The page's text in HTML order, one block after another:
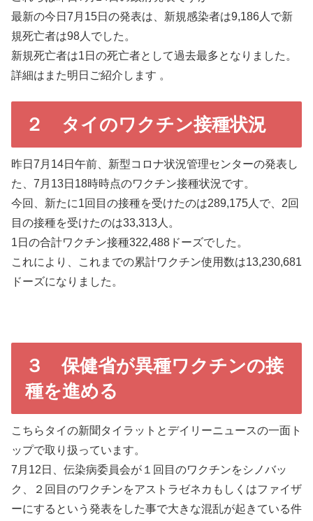
最新の今日7月15日の発表は、新規感染者は9,186人で新
規死亡者は98人でした。
新規死亡者は1日の死亡者として過去最多となりました。
詳細はまた明日ご紹介します 。
２ タイのワクチン接種状況
昨日7月14日午前、新型コロナ状況管理センターの発表し
た、7月13日18時時点のワクチン接種状況です。
今回、新たに1回目の接種を受けたのは289,175人で、2回
目の接種を受けたのは33,313人。
1日の合計ワクチン接種322,488ドーズでした。
これにより、これまでの累計ワクチン使用数は13,230,681
ドーズになりました。
３ 保健省が異種ワクチンの接
種を進める
こちらタイの新聞タイラットとデイリーニュースの一面ト
ップで取り扱っています。
7月12日、伝染病委員会が１回目のワクチンをシノバッ
ク、２回目のワクチンをアストラゼネカもしくはファイザ
ーにするという発表をした事で大きな混乱が起きている件